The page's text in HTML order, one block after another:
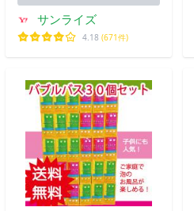
サンライズ
4.18 (671件)